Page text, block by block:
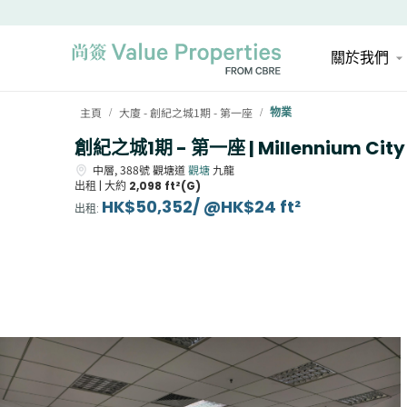
關於我們
主頁 / 大廈 - 創紀之城1期 - 第一座 / 物業
創紀之城1期 - 第一座 | Millennium
中層,388號觀塘道觀塘 九龍
出租 | 大約 2,098 ft²(G)
出租: HK$50,352/ @HK$24 ft²